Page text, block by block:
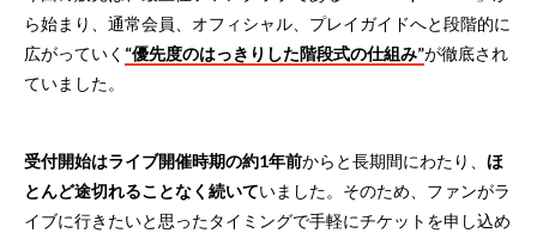
ら始まり、通常会員、オフィシャル、プレイガイドへと段階的に
広がっていく “優先度のはっきりした階段式の仕組み”が徹底され
ていました。
受付開始はライブ開催時期の約1年前からと長期間にわたり、 ほ
とんど途切れることなく続いていました。そのため、ファンがラ
イブに行きたいと思ったタイミングで手軽にチケットを申し込め